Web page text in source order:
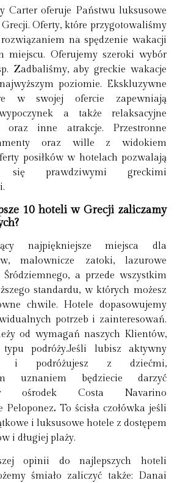
Carter oferuje Państwu luksusowe
Oferty, które przygotowaliśmy
na spędzenie wakacji
miejscu. Oferujemy szeroki wybór
Zadbaliśmy, aby greckie wakacje
poziomie. Ekskluzywne
w swojej ofercie zapewniają
a także relaksacyjne
oraz inne atrakcje. Przestronne
oraz wille z widokiem
posiłków w hotelach pozwalają
się prawdziwymi greckimi
10 hoteli w Grecji zaliczamy
najpiękniejsze miejsca dla
malownicze zatoki, lazurowe
a przede wszystkim
standardu, w których możesz
chwile. Hotele dopasowujemy
potrzeb i zainteresowań.
od wymagań naszych Klientów,
podróży.Jeśli lubisz aktywny
i podróżujesz z dziećmi,
uznaniem będziecie darzyć
ośrodek Costa Navarino
Peloponez. To ścisła czołówka jeśli
i luksusowe hotele z dostępem
i długiej plaży.
opinii do najlepszych hoteli
śmiało zaliczyć także: Danai